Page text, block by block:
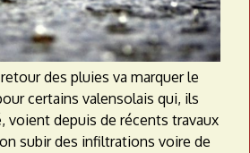
des pluies va marquer le
certains valensolais qui, ils
voient depuis de récents travaux
subir des infiltrations voire de